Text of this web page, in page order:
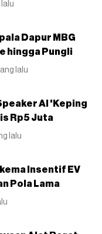
lalu
Dapur MBG
hingga Pungli
lalu
AI 'Keping
Rp5 Juta
lalu
Insentif EV
Pola Lama